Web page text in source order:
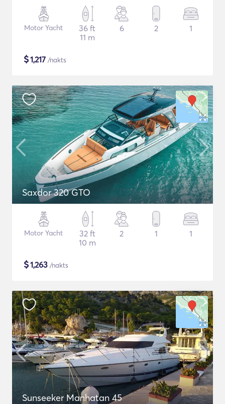
Motor Yacht
36 ft
11 m
6 2 1
$1,217 /nakts
Saxdor 320 GTO
Motor Yacht
32 ft
10 m
2 1 1
$1,263 /nakts
Sunseeker Manhatan 45